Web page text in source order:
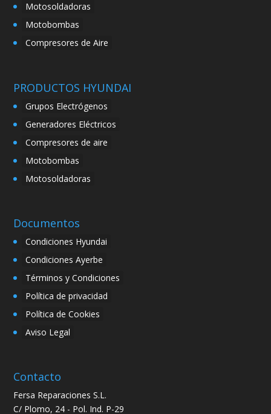
Motosoldadoras
Motobombas
Compresores de Aire
PRODUCTOS HYUNDAI
Grupos Electrógenos
Generadores Eléctricos
Compresores de aire
Motobombas
Motosoldadoras
Documentos
Condiciones Hyundai
Condiciones Ayerbe
Términos y Condiciones
Política de privacidad
Política de Cookies
Aviso Legal
Contacto
Fersa Reparaciones S.L.
C/ Plomo, 24 - Pol. Ind. P-29